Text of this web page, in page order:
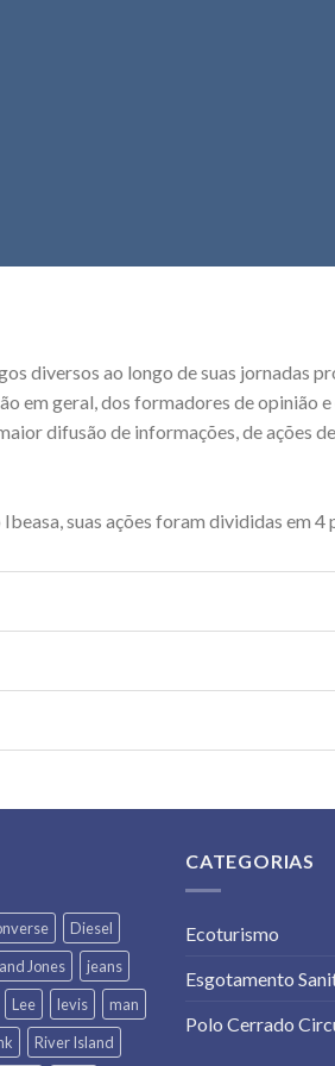
diversos ao longo de suas jornadas
em geral, dos formadores de
difusão de informações, de ações
suas ações foram divididas em 4
Diesel
Jones
jeans
Lee levis
man
River Island
CATEGORIAS
Ecoturismo
Esgotamento
Polo Cerrado